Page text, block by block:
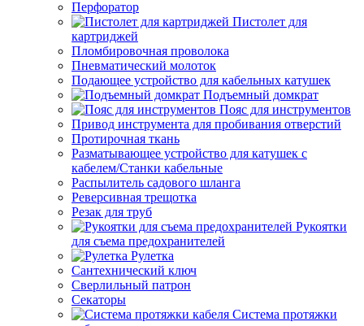
Перфоратор
Пистолет для
картриджей
Пломбировочная проволока
Пневматический молоток
Подающее устройство для кабельных катушек
Подъемный домкрат
Пояс для инструментов
Привод инструмента для пробивания отверстий
Протирочная ткань
Разматывающее устройство для катушек с
кабелем/Станки кабельные
Распылитель садового шланга
Реверсивная трещотка
Резак для труб
Рукоятки
для съема предохранителей
Рулетка
Сантехнический ключ
Сверлильный патрон
Секаторы
Система протяжки